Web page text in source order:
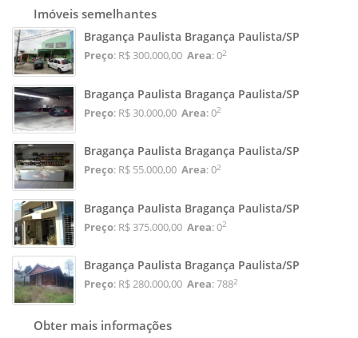
Imóveis semelhantes
Bragança Paulista Bragança Paulista/SP
Preço: R$ 300.000,00 Area: 02
Bragança Paulista Bragança Paulista/SP
Preço: R$ 30.000,00 Area: 02
Bragança Paulista Bragança Paulista/SP
Preço: R$ 55.000,00 Area: 02
Bragança Paulista Bragança Paulista/SP
Preço: R$ 375.000,00 Area: 02
Bragança Paulista Bragança Paulista/SP
Preço: R$ 280.000,00 Area: 7882
Obter mais informações